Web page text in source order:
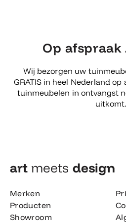
Op afspraak
Wij bezorgen uw
GRATIS in heel Nederland
tuinmeubelen in ontvangst
uitkomt.
art meets design​
Merken
Producten
Showroom